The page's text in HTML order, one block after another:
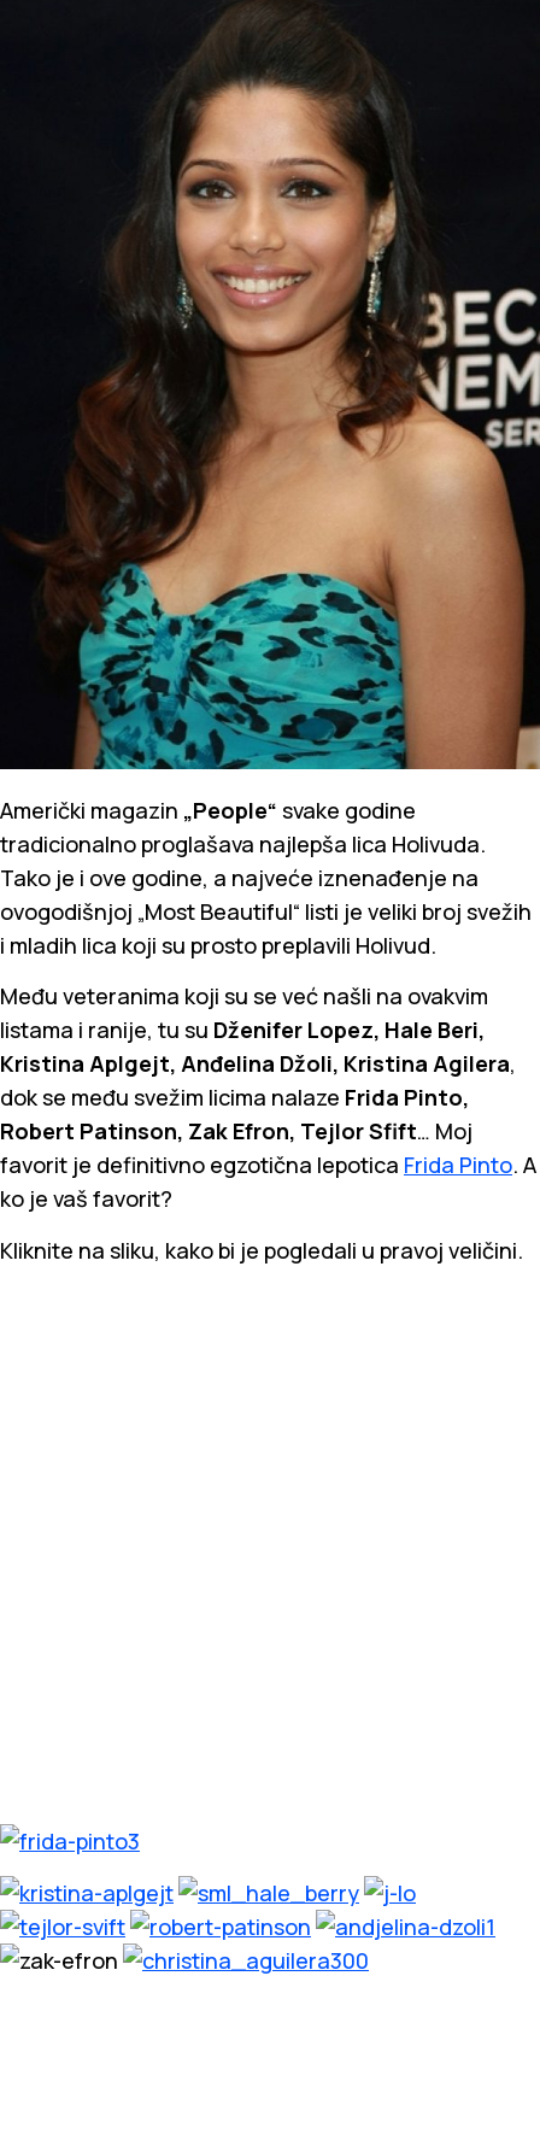
Američki magazin „People“ svake godine
tradicionalno proglašava najlepša lica Holivuda.
Tako je i ove godine, a najveće iznenađenje na
ovogodišnjoj „Most Beautiful“ listi je veliki broj svežih
i mladih lica koji su prosto preplavili Holivud.
Među veteranima koji su se već našli na ovakvim
listama i ranije, tu su Dženifer Lopez, Hale Beri,
Kristina Aplgejt, Anđelina Džoli, Kristina Agilera,
dok se među svežim licima nalaze Frida Pinto,
Robert Patinson, Zak Efron, Tejlor Sfift… Moj
favorit je definitivno egzotična lepotica Frida Pinto. A
ko je vaš favorit?
Kliknite na sliku, kako bi je pogledali u pravoj veličini.